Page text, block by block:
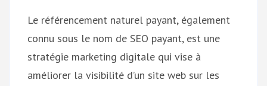
Le référencement naturel payant, également
connu sous le nom de SEO payant, est une
stratégie marketing digitale qui vise à
améliorer la visibilité d’un site web sur les